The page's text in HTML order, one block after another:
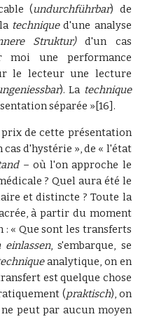
(undurchführbar) de
techniqued'une analyse
Struktur)d'un cas
moi une performance
le lecteur une lecture
). La technique
séparée »[16].
de cette présentation
d'hystérie », de « l'état
– où l'on approche le
? Quel aura été le
et distincte ? Toute la
à partir du moment
« Que sont les transferts
einlassen, s'embarque, se
analytique, on en
est quelque chose
(praktisch), on
peut par aucun moyen